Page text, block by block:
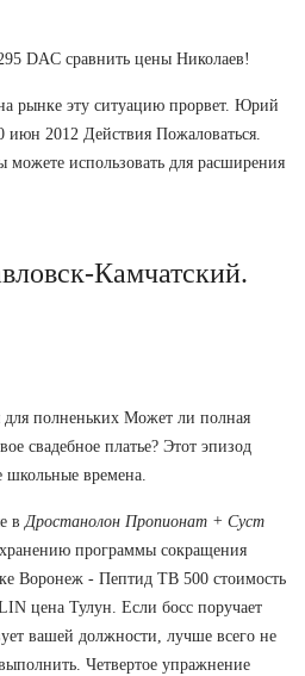
DAC сравнить цены Николаев!
рынке эту ситуацию прорвет. Юрий
июн 2012 Действия Пожаловаться.
можете использовать для расширения
Камчатский.
полненьких Может ли полная
свадебное платье? Этот эпизод
времена.
в Дростанолон Пропионат + Суст
программы сокращения
Воронеж - Пептид TB 500 стоимость
цена Тулун. Если босс поручает
вашей должности, лучше всего не
Четвертое упражнение